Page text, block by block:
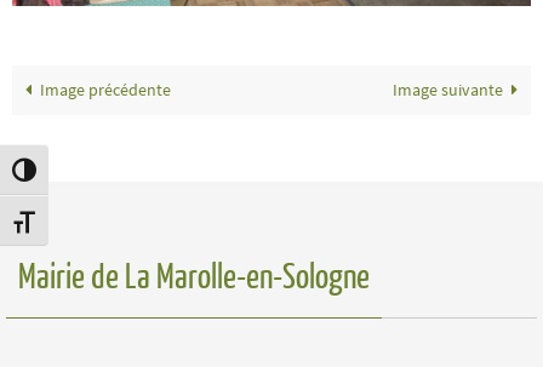
Passer en contraste élevé
Changer la taille de la police
Image précédente Image suivante
Mairie de La Marolle-en-Sologne